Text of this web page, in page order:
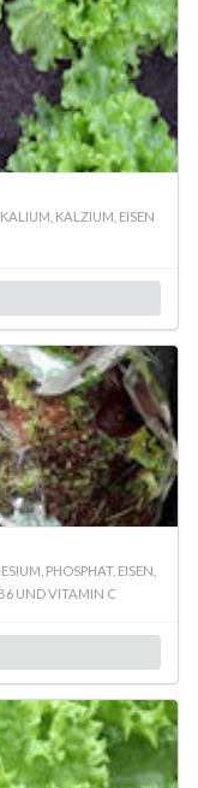
KALZIUM, EISEN
PHOSPHAT, EISEN,
UND VITAMIN C